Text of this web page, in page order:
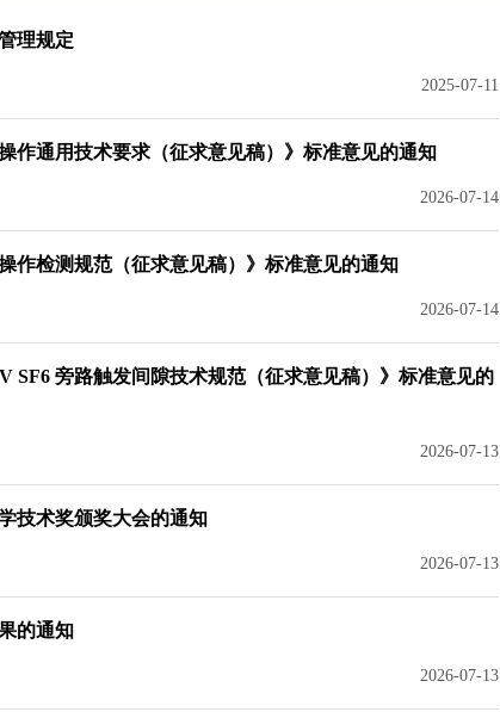
理规定
2025-07-11
作通用技术要求（征求意见稿）》标准意见的通知
2026-07-14
作检测规范（征求意见稿）》标准意见的通知
2026-07-14
SF6 旁路触发间隙技术规范（征求意见稿）》标准意见的
2026-07-13
技术奖颁奖大会的通知
2026-07-13
的通知
2026-07-13